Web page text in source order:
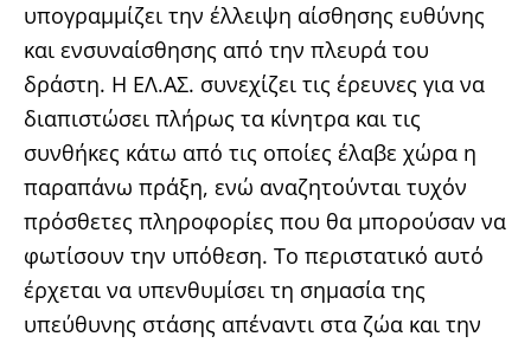
υπογραμμίζει την έλλειψη αίσθησης ευθύνης
και ενσυναίσθησης από την πλευρά του
δράστη. Η ΕΛ.ΑΣ. συνεχίζει τις έρευνες για να
διαπιστώσει πλήρως τα κίνητρα και τις
συνθήκες κάτω από τις οποίες έλαβε χώρα η
παραπάνω πράξη, ενώ αναζητούνται τυχόν
πρόσθετες πληροφορίες που θα μπορούσαν να
φωτίσουν την υπόθεση. Το περιστατικό αυτό
έρχεται να υπενθυμίσει τη σημασία της
υπεύθυνης στάσης απέναντι στα ζώα και την